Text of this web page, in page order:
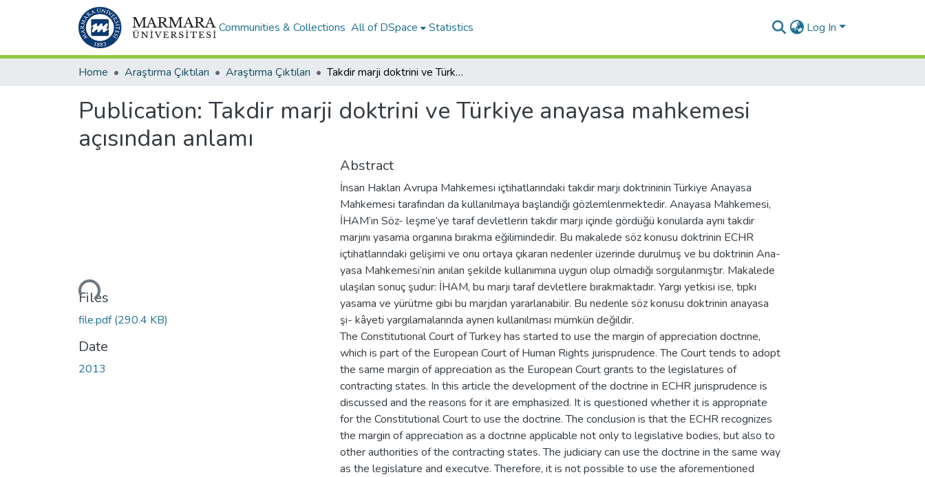
Communities & Collections All of DSpace Statistics Log In
Home Araştırma Çıktıları Araştırma Çıktıları Takdir marji doktrini ve Türkiye anayasa mahkemesi açısından anlamı
Publication: Takdir marji doktrini ve Türkiye anayasa mahkemesi
açısından anlamı
Loading...
Files
file.pdf(290.4 KB)
Date
2013
Abstract
İnsan Hakları Avrupa Mahkemesi içtihatlarındaki takdir marjı doktrininin Türkiye Anayasa
Mahkemesi tarafından da kullanılmaya başlandığı gözlemlenmektedir. Anayasa Mahkemesi,
İHAM’ın Söz- leşme’ye taraf devletlerin takdir marjı içinde gördüğü konularda aynı takdir
marjını yasama organına bırakma eğilimindedir. Bu makalede söz konusu doktrinin ECHR
içtihatlarındaki gelişimi ve onu ortaya çıkaran nedenler üzerinde durulmuş ve bu doktrinin Ana-
yasa Mahkemesi’nin anılan şekilde kullanımına uygun olup olmadığı sorgulanmıştır. Makalede
ulaşılan sonuç şudur: İHAM, bu marjı taraf devletlere bırakmaktadır. Yargı yetkisi ise, tıpkı
yasama ve yürütme gibi bu marjdan yararlanabilir. Bu nedenle söz konusu doktrinin anayasa
şi- kâyeti yargılamalarında aynen kullanılması mümkün değildir.
The Constitutional Court of Turkey has started to use the margin of appreciation doctrine,
which is part of the European Court of Human Rights jurisprudence. The Court tends to adopt
the same margin of appreciation as the European Court grants to the legislatures of
contracting states. In this article the development of the doctrine in ECHR jurisprudence is
discussed and the reasons for it are emphasized. It is questioned whether it is appropriate
for the Constitutional Court to use the doctrine. The conclusion is that the ECHR recognizes
the margin of appreciation as a doctrine applicable not only to legislative bodies, but also to
other authorities of the contracting states. The judiciary can use the doctrine in the same way
as the legislature and executve. Therefore, it is not possible to use the aforementioned